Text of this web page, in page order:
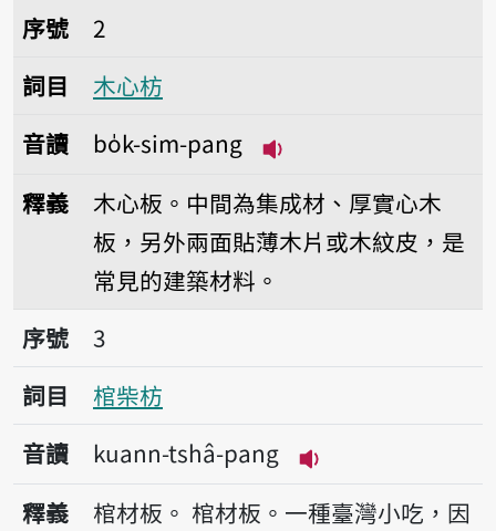
序號2木心枋
序號
2
詞目
木心枋
音讀
bo̍k-sim-pang
釋義
木心板。中間為集成材、厚實心木
板，另外兩面貼薄木片或木紋皮，是
常見的建築材料。
序號3棺柴枋
序號
3
詞目
棺柴枋
音讀
kuann-tshâ-pang
播放音讀kuann-
釋義 棺材板。 棺材板。一種臺灣小吃，因